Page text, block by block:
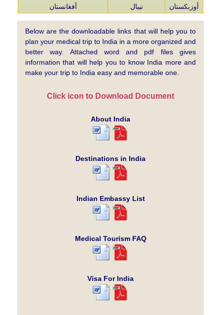
أفغانستان
نيبال أوزبكستان
Below are the downloadable links that will help you to
plan your medical trip to India in a more organized and
better way. Attached word and pdf files gives
information that will help you to know India more and
make your trip to India easy and memorable one.
Click icon to Download Document
About India
Destinations in India
Indian Embassy List
Medical Tourism FAQ
Visa For India